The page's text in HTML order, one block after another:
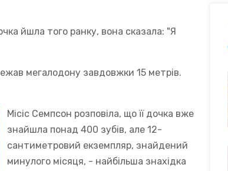
йшла того ранку, вона сказала: "Я
мегалодону завдовжки 15 метрів.
Місіс Семпсон розповіла, що її дочка вже
знайшла понад 400 зубів, але 12-
сантиметровий екземпляр, знайдений
минулого місяця, - найбільша знахідка